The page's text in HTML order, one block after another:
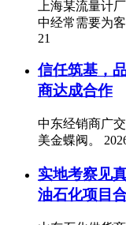
上海某流量计
中经常需要为
21
信任筑基，
商达成合作
中东经销商广
美金蝶阀。
实地考察见
油石化项目